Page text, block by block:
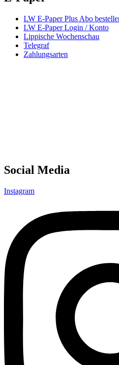
LW E-Paper Plus Abo
LW E-Paper Login / Konto
Lippische Wochenschau
Telegraf
Zahlungsarten
Social Media
Instagram